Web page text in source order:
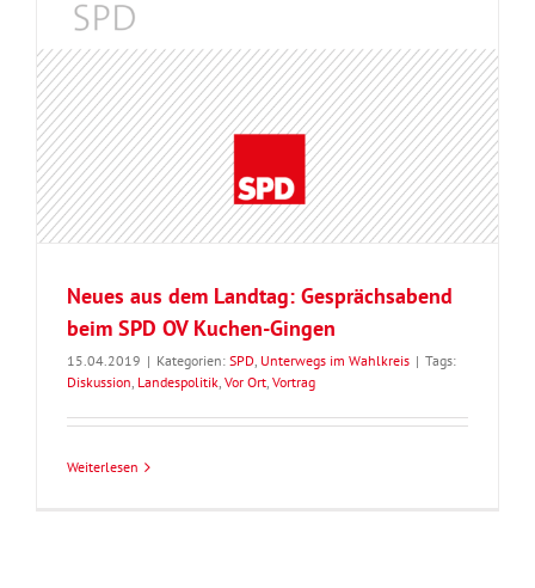
Neues aus dem Landtag: Gesprächsabend
beim SPD OV Kuchen-Gingen
15.04.2019 | Kategorien: SPD, Unterwegs im Wahlkreis | Tags:
Diskussion, Landespolitik, Vor Ort, Vortrag
Weiterlesen